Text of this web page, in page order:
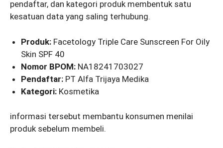
pendaftar, dan kategori produk membentuk satu
kesatuan data yang saling terhubung.
Produk: Facetology Triple Care Sunscreen For Oily
Skin SPF 40
Nomor BPOM: NA18241703027
Pendaftar: PT Alfa Trijaya Medika
Kategori: Kosmetika
informasi tersebut membantu konsumen menilai
produk sebelum membeli.